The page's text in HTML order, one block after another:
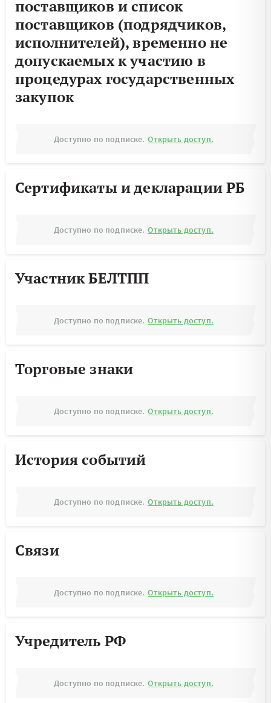
поставщиков и список
поставщиков (подрядчиков,
исполнителей), временно не
допускаемых к участию в
процедурах государственных
закупок
Доступно по подписке. Открыть доступ.
Сертификаты и декларации РБ
Доступно по подписке. Открыть доступ.
Участник БЕЛТПП
Доступно по подписке. Открыть доступ.
Торговые знаки
Доступно по подписке. Открыть доступ.
История событий
Доступно по подписке. Открыть доступ.
Связи
Доступно по подписке. Открыть доступ.
Учредитель РФ
Доступно по подписке. Открыть доступ.